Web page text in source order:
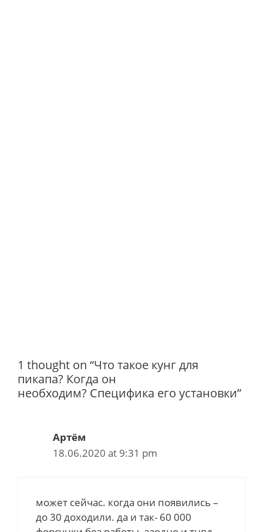
1 thought on “Что такое кунг для
пикапа? Когда он
необходим? Специфика его установки”
Артём
18.06.2020 at 9:31 pm
может сейчас. когда они появились –
до 30 доходили. да и так- 60 000